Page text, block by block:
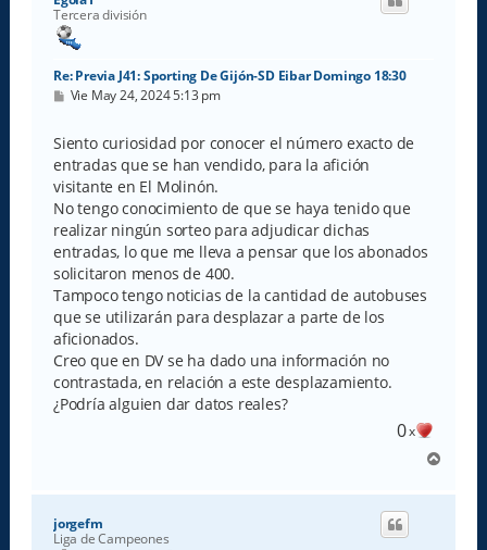
Tercera división
Re: Previa J41: Sporting De Gijón-SD Eibar Domingo 18:30
M
s
a
j
e
Vie May 24, 2024 5:13 pm
Siento curiosidad por conocer el número exacto de
entradas que se han vendido, para la afición
visitante en El Molinón.
No tengo conocimiento de que se haya tenido que
realizar ningún sorteo para adjudicar dichas
entradas, lo que me lleva a pensar que los abonados
solicitaron menos de 400.
Tampoco tengo noticias de la cantidad de autobuses
que se utilizarán para desplazar a parte de los
aficionados.
Creo que en DV se ha dado una información no
contrastada, en relación a este desplazamiento.
¿Podría alguien dar datos reales?
0x
r
jorgefm
Liga de Campeones